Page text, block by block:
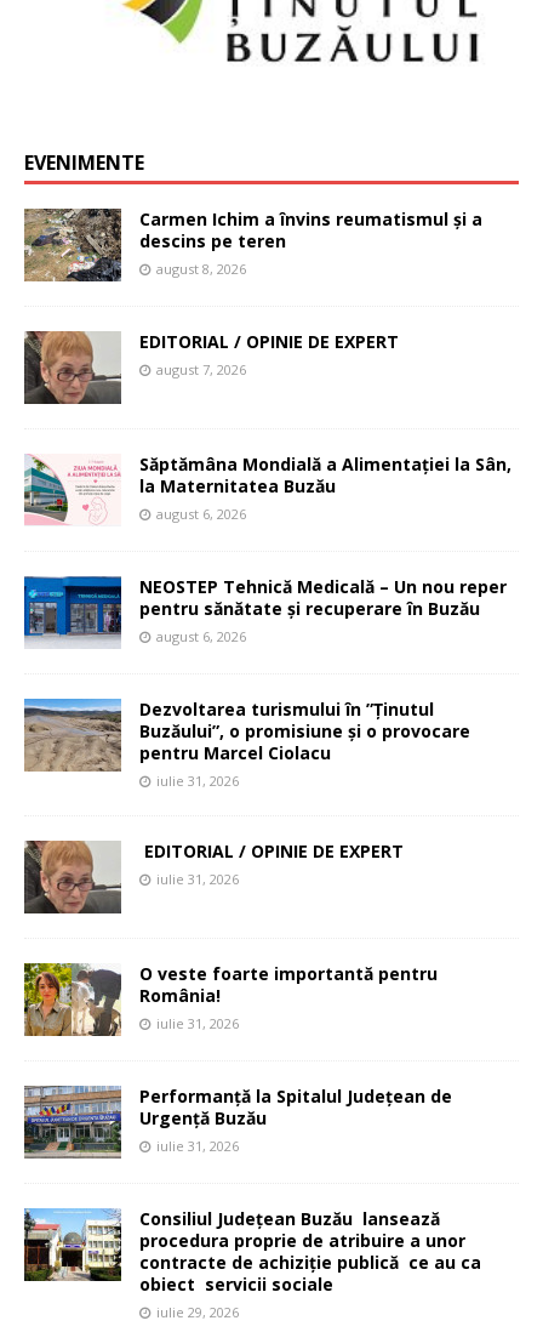
EVENIMENTE
Carmen Ichim a învins reumatismul și a
descins pe teren
august 8, 2026
EDITORIAL / OPINIE DE EXPERT
august 7, 2026
Săptămâna Mondială a Alimentației la Sân,
la Maternitatea Buzău
august 6, 2026
NEOSTEP Tehnică Medicală – Un nou reper
pentru sănătate și recuperare în Buzău
august 6, 2026
Dezvoltarea turismului în ”Ținutul
Buzăului”, o promisiune și o provocare
pentru Marcel Ciolacu
iulie 31, 2026
EDITORIAL / OPINIE DE EXPERT
iulie 31, 2026
O veste foarte importantă pentru
România!
iulie 31, 2026
Performanță la Spitalul Județean de
Urgență Buzău
iulie 31, 2026
Consiliul Județean Buzău lansează
procedura proprie de atribuire a unor
contracte de achiziție publică ce au ca
obiect servicii sociale
iulie 29, 2026